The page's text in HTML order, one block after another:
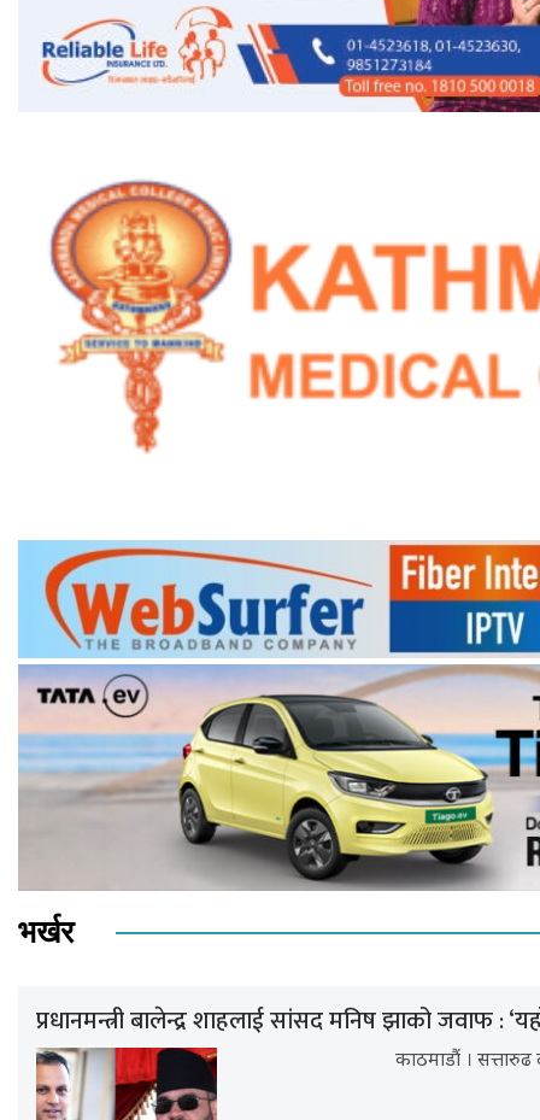
भर्खर
प्रधानमन्त्री बालेन्द्र शाहलाई सांसद मनिष झाको जवाफ :
काठमाडौं । सत्तारुढ